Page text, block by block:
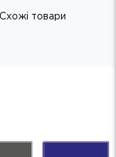
Схожі товари